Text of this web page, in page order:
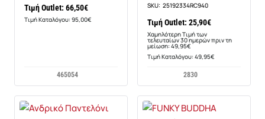
Τιμή Outlet: 66,50€
Τιμή Καταλόγου: 95,00€
465054
SKU: 25192334RC940
Τιμή Outlet: 25,90€
Χαμηλότερη Τιμή των
τελευταίων 30 ημερών πριν τη
μείωση: 49,95€
Τιμή Καταλόγου: 49,95€
2830